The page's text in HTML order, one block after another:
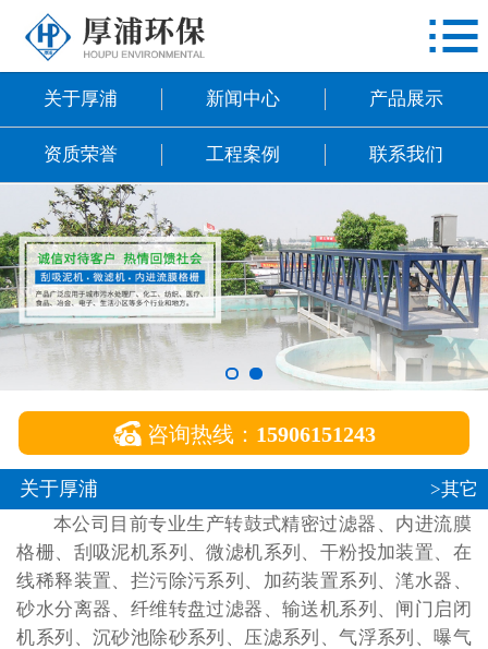
资质荣誉
工程案例
联系我们

关于厚浦 新闻中心 产品展示
资质荣誉 工程案例 联系我们
 咨询热线： 15906151243
关于厚浦
>其它
本公司目前专业生产转鼓式精密过滤器、内进流膜
格栅、刮吸泥机系列、微滤机系列、干粉投加装置、在
线稀释装置、拦污除污系列、加药装置系列、滗水器、
砂水分离器、纤维转盘过滤器、输送机系列、闸门启闭
机系列、沉砂池除砂系列、压滤系列、气浮系列、曝气